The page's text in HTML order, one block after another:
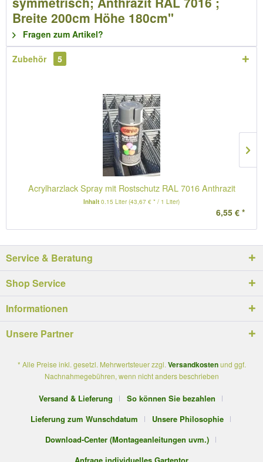
Breite 200cm Höhe 180cm"
Fragen zum Artikel?
Zubehör 5
Acrylharzlack Spray mit Rostschutz RAL 7016 Anthrazit
Inhalt 0.15 Liter(43,67 € * / 1 Liter)
6,55 € *
Service & Beratung
Shop Service
Informationen
Unsere Partner
* Alle Preise inkl. gesetzl. Mehrwertsteuer zzgl. Versandkostenund ggf.
Nachnahmegebühren, wenn nicht anders beschrieben
Versand & Lieferung
So können Sie bezahlen
Lieferung zum Wunschdatum
Unsere Philosophie
Download-Center (Montageanleitungen uvm.)